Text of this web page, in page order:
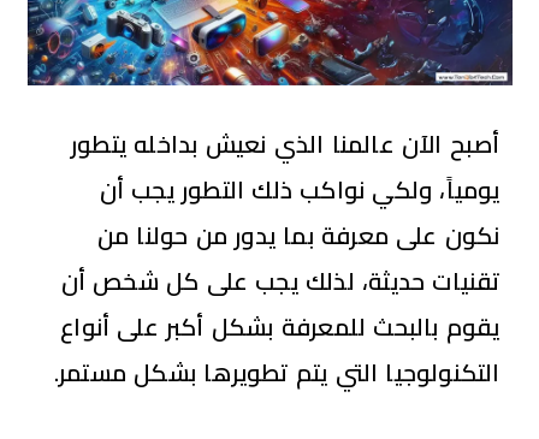
أصبح الآن عالمنا الذي نعيش بداخله يتطور
يومياً، ولكي نواكب ذلك التطور يجب أن
نكون على معرفة بما يدور من حولنا من
تقنيات حديثة، لذلك يجب على كل شخص أن
يقوم بالبحث للمعرفة بشكل أكبر على أنواع
التكنولوجيا التي يتم تطويرها بشكل مستمر.